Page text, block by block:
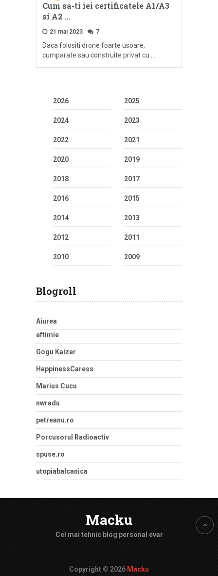
Cum sa-ti iei certificatele A1/A3
si A2 …
21 mai 2023 7
Daca folositi drone foarte usoare,
cumparate sau construite privat cu …
2026 2025
2024 2023
2022 2021
2020 2019
2018 2017
2016 2015
2014 2013
2012 2011
2010 2009
Blogroll
Aiurea
eftimie
Gogu Kaizer
HappinessCaress
Marius Cucu
nwradu
petreanu.ro
Porcusorul Radioactiv
spuse.ro
utopiabalcanica
Macku
Cel mai tehnic blog personal evar
Copyright © 2026 Macku